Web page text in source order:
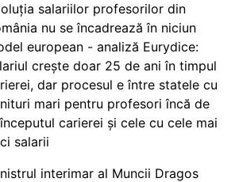
salariilor profesorilor din
nu se încadrează în niciun
european - analiză Eurydice:
crește doar 25 de ani în timpul
dar procesul e între statele cu
mari pentru profesori încă de
carierei și cele cu cele mai
salarii
interimar al Muncii Dragos